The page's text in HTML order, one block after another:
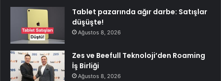
Tablet pazarında ağır darbe: Satışlar
düşüşte!
Ağustos 8, 2026
Zes ve Beefull Teknoloji’den Roaming
İş Birliği
Ağustos 8, 2026